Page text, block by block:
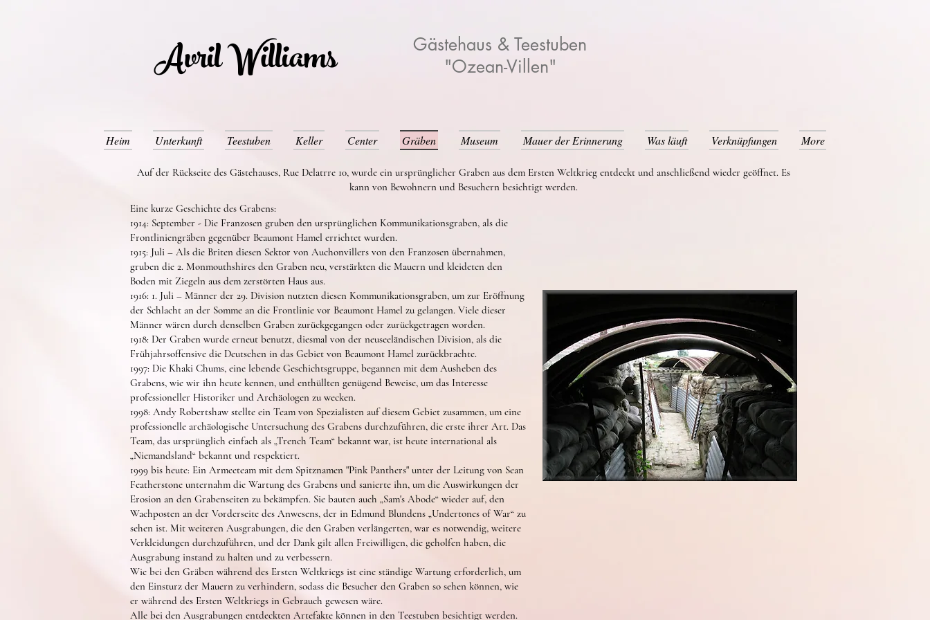
Avril Williams
Gästehaus & Teestuben
"Ozean-Villen"
Heim Unterkunft Teestuben Keller Center Gräben Museum Mauer der Erinnerung Was läuft Verknüpfungen More
Auf der Rückseite des Gästehauses, Rue Delatrre 10, wurde ein ursprünglicher Graben aus dem Ersten Weltkrieg entdeckt und anschließend wieder geöffnet. Es
kann von Bewohnern und Besuchern besichtigt werden.
Eine kurze Geschichte des Grabens:
1914: September - Die Franzosen gruben den ursprünglichen Kommunikationsgraben, als die
Frontliniengräben gegenüber Beaumont Hamel errichtet wurden.
1915: Juli – Als die Briten diesen Sektor von Auchonvillers von den Franzosen übernahmen,
gruben die 2. Monmouthshires den Graben neu, verstärkten die Mauern und kleideten den
Boden mit Ziegeln aus dem zerstörten Haus aus.
1916: 1. Juli – Männer der 29. Division nutzten diesen Kommunikationsgraben, um zur Eröffnung
der Schlacht an der Somme an die Frontlinie vor Beaumont Hamel zu gelangen. Viele dieser
Männer wären durch denselben Graben zurückgegangen oder zurückgetragen worden.
1918: Der Graben wurde erneut benutzt, diesmal von der neuseeländischen Division, als die
Frühjahrsoffensive die Deutschen in das Gebiet von Beaumont Hamel zurückbrachte.
1997: Die Khaki Chums, eine lebende Geschichtsgruppe, begannen mit dem Ausheben des
Grabens, wie wir ihn heute kennen, und enthüllten genügend Beweise, um das Interesse
professioneller Historiker und Archäologen zu wecken.
1998: Andy Robertshaw stellte ein Team von Spezialisten auf diesem Gebiet zusammen, um eine
professionelle archäologische Untersuchung des Grabens durchzuführen, die erste ihrer Art. Das
Team, das ursprünglich einfach als „Trench Team“ bekannt war, ist heute international als
„Niemandsland“ bekannt und respektiert.
1999 bis heute: Ein Armeeteam mit dem Spitznamen "Pink Panthers" unter der Leitung von Sean
Featherstone unternahm die Wartung des Grabens und sanierte ihn, um die Auswirkungen der
Erosion an den Grabenseiten zu bekämpfen. Sie bauten auch „Sam's Abode“ wieder auf, den
Wachposten an der Vorderseite des Anwesens, der in Edmund Blundens „Undertones of War“ zu
sehen ist. Mit weiteren Ausgrabungen, die den Graben verlängerten, war es notwendig, weitere
Verkleidungen durchzuführen, und der Dank gilt allen Freiwilligen, die geholfen haben, die
Ausgrabung instand zu halten und zu verbessern.
Wie bei den Gräben während des Ersten Weltkriegs ist eine ständige Wartung erforderlich, um
den Einsturz der Mauern zu verhindern, sodass die Besucher den Graben so sehen können, wie
er während des Ersten Weltkriegs in Gebrauch gewesen wäre.
Alle bei den Ausgrabungen entdeckten Artefakte können in den Teestuben besichtigt werden.